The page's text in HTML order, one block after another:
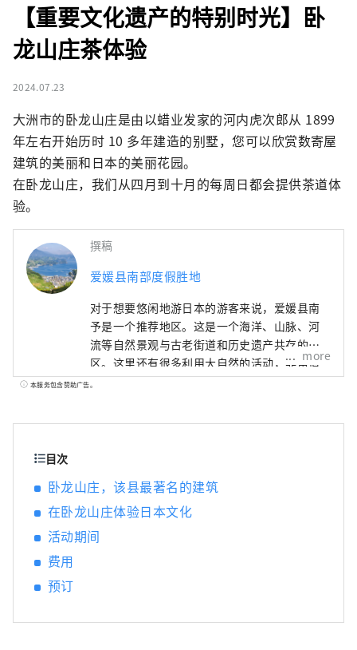
【重要文化遗产的特别时光】卧
龙山庄茶体验
2024.07.23
大洲市的卧龙山庄是由以蜡业发家的河内虎次郎从 1899
年左右开始历时 10 多年建造的别墅，您可以欣赏数寄屋
建筑的美丽和日本的美丽花园。
在卧龙山庄，我们从四月到十月的每周日都会提供茶道体
验。
撰稿
爱媛县南部度假胜地
对于想要悠闲地游日本的游客来说，爱媛县南
予是一个推荐地区。这是一个海洋、山脉、河
流等自然景观与古老街道和历史遗产共存的地
区。这里还有很多利用大自然的活动，非常适
合一周或更长时间的长期住宿。请尽情享受爱
more
本服务包含赞助广告。
目次
卧龙山庄，该县最著名的建筑
在卧龙山庄体验日本文化
活动期间
费用
预订